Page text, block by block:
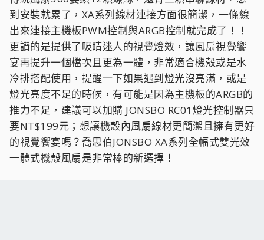
到安裝就累了，XA系列線材連接方面很簡潔，一條線
出來連接主機板PWM控制與ARGB控制就完成了！！
更讚的是提供了吸睛迷人的視覺燈效，讓風扇視覺饗
宴再提升一個檔次且更為一體，非常適合機殼或是水
冷排搭配使用，提醒一下如果遇到燈光沒亮滿，或是
燈光亮度不足的時候，有可能是因為主機板的ARGB的
推力不足，建議可以加購 JONSBO RC01燈光控制器只
要NT$199元；想讓機殼內風扇線材更簡潔且擁有更好
的視覺饗宴嗎？喬思伯JONSBO XA系列全幅式雙光效
一體式機殼風扇是非常棒的新選擇！